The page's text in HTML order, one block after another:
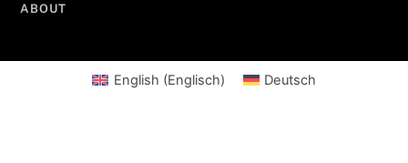
ABOUT
English (Englisch) Deutsch